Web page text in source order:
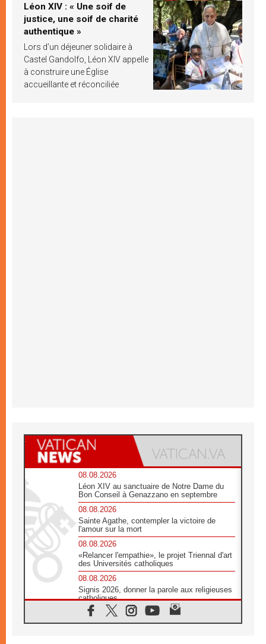
Léon XIV : « Une soif de
justice, une soif de charité
authentique »
Lors d’un déjeuner solidaire à
Castel Gandolfo, Léon XIV appelle
à construire une Église
accueillante et réconciliée
08.08.2026
Léon XIV au sanctuaire de Notre Dame du
Bon Conseil à Genazzano en septembre
08.08.2026
Sainte Agathe, contempler la victoire de
l'amour sur la mort
08.08.2026
«Relancer l'empathie», le projet Triennal d'art
des Universités catholiques
08.08.2026
Signis 2026, donner la parole aux religieuses
catholiques
08.08.2026
Au Bangladesh, l'Église accompagne les